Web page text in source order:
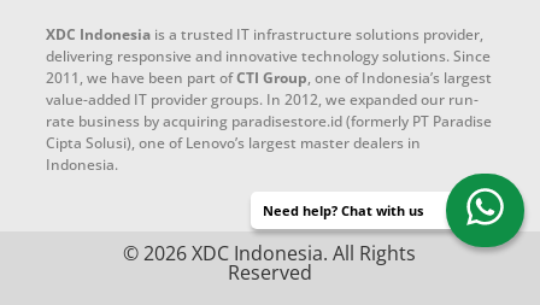
Need help? Chat with us
XDC Indonesiais a trusted IT infrastructure solutions provider,
delivering responsive and innovative technology solutions. Since
2011, we have been part ofCTI Group, one of Indonesia’s largest
value-added IT provider groups. In 2012, we expanded our run-
rate business by acquiring paradisestore.id (formerly PT Paradise
Cipta Solusi), one of Lenovo’s largest master dealers in
Indonesia.
© 2026 XDC Indonesia. All Rights
Reserved